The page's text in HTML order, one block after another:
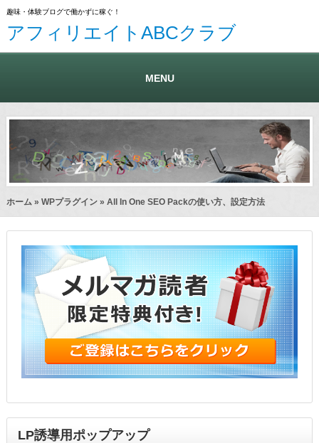
趣味・体験ブログで働かずに稼ぐ！
アフィリエイトABCクラブ
MENU
ホーム » WPプラグイン» All In One SEO Packの使い方、設定方法
LP誘導用ポップアップ